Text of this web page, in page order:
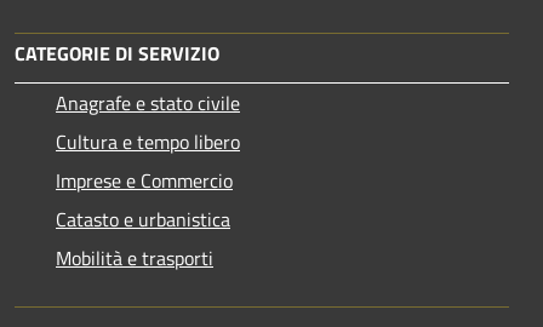
CATEGORIE DI SERVIZIO
Anagrafe e stato civile
Cultura e tempo libero
Imprese e Commercio
Catasto e urbanistica
Mobilità e trasporti